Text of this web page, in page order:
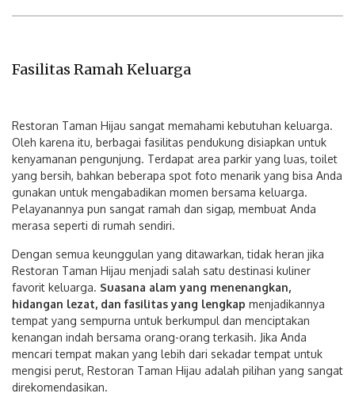
Fasilitas Ramah Keluarga
Restoran Taman Hijau sangat memahami kebutuhan keluarga.
Oleh karena itu, berbagai fasilitas pendukung disiapkan untuk
kenyamanan pengunjung. Terdapat area parkir yang luas, toilet
yang bersih, bahkan beberapa spot foto menarik yang bisa Anda
gunakan untuk mengabadikan momen bersama keluarga.
Pelayanannya pun sangat ramah dan sigap, membuat Anda
merasa seperti di rumah sendiri.
Dengan semua keunggulan yang ditawarkan, tidak heran jika
Restoran Taman Hijau menjadi salah satu destinasi kuliner
favorit keluarga. Suasana alam yang menenangkan,
hidangan lezat, dan fasilitas yang lengkap menjadikannya
tempat yang sempurna untuk berkumpul dan menciptakan
kenangan indah bersama orang-orang terkasih. Jika Anda
mencari tempat makan yang lebih dari sekadar tempat untuk
mengisi perut, Restoran Taman Hijau adalah pilihan yang sangat
direkomendasikan.